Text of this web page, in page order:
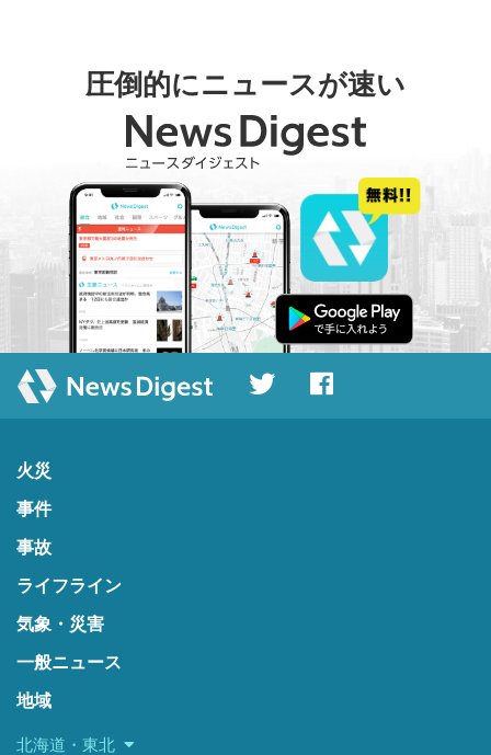
圧倒的にニュースが速い
火災
事件
事故
ライフライン
気象・災害
一般ニュース
地域
北海道・東北